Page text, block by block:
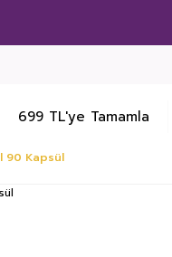
699 TL'ye Tamamla
90 Kapsül